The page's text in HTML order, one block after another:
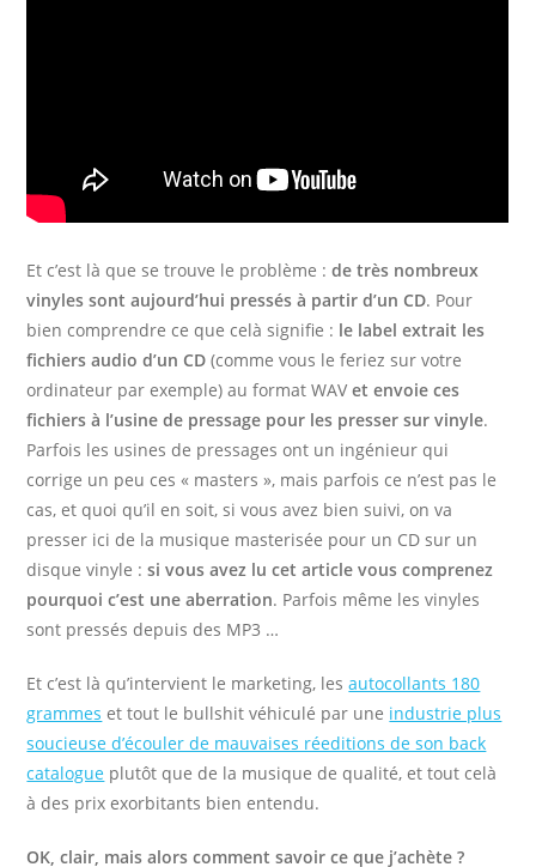
Et c’est là que se trouve le problème :de très nombreux
vinyles sont aujourd’hui pressés à partir d’un CD. Pour
bien comprendre ce que celà signifie : le label extrait les
fichiers audio d’un CD (comme vous le feriez sur votre
ordinateur par exemple) au format WAVet envoie ces
fichiers à l’usine de pressage pour les presser sur vinyle.
Parfois les usines de pressages ont un ingénieur qui
corrige un peu ces « masters », mais parfois ce n’est pas le
cas, et quoi qu’il en soit, si vous avez bien suivi, on va
presser ici de la musique masterisée pour un CD sur un
disque vinyle :si vous avez lu cet article vous comprenez
pourquoi c’est une aberration. Parfois même les vinyles
sont pressés depuis des MP3 …
Et c’est là qu’intervient le marketing, lesautocollants 180
grammes et tout le bullshit véhiculé par une industrie plus
soucieuse d’écouler de mauvaises réeditions de son back
catalogue plutôt que de la musique de qualité, et tout celà
à des prix exorbitants bien entendu.
OK, clair, mais alors comment savoir ce que j’achète ?